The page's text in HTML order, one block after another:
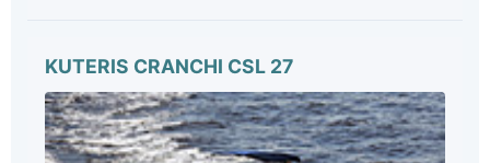
KUTERIS CRANCHI CSL 27